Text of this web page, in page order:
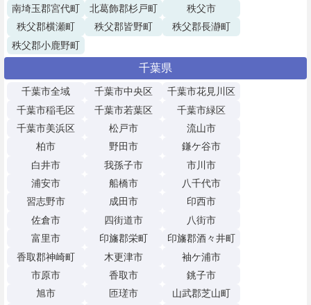
南埼玉郡宮代町
北葛飾郡杉戸町
秩父市
秩父郡横瀬町
秩父郡皆野町
秩父郡長瀞町
秩父郡小鹿野町
千葉県
千葉市全域 千葉市中央区
千葉市花見川区
千葉市稲毛区
千葉市若葉区
千葉市緑区
千葉市美浜区
松戸市
流山市
柏市
野田市
鎌ケ谷市
白井市
我孫子市
市川市
浦安市
船橋市
八千代市
習志野市
成田市
印西市
佐倉市
四街道市
八街市
富里市
印旛郡栄町
印旛郡酒々井町
香取郡神崎町
木更津市
袖ケ浦市
市原市
香取市
銚子市
旭市
匝瑳市
山武郡芝山町